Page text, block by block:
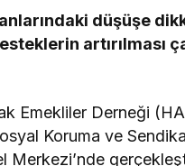
düşüşe
artırılması
Emekliler Derneği
Koruma ve
Merkezi’nde